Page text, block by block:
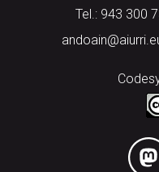
Tel.: 943 300